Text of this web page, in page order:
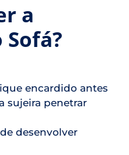
a
encardido antes
sujeira penetrar
desenvolver